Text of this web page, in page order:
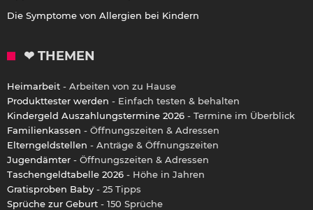
Die Symptome von Allergien bei Kindern
❤ THEMEN
Heimarbeit - Arbeiten von zu Hause
Produkttester werden - Einfach testen & behalten
Kindergeld Auszahlungstermine 2026 - Termine im Überblick
Familienkassen - Öffnungszeiten & Adressen
Elterngeldstellen - Anträge & Öffnungszeiten
Jugendämter - Öffnungszeiten & Adressen
Taschengeldtabelle 2026 - Höhe in Jahren
Gratisproben Baby - 25 Tipps
Sprüche zur Geburt - 150 Sprüche